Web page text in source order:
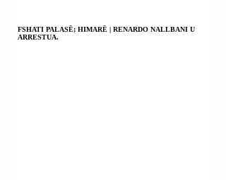
FSHATI PALASË; HIMARË | RENARDO NALLBANI U
ARRESTUA.